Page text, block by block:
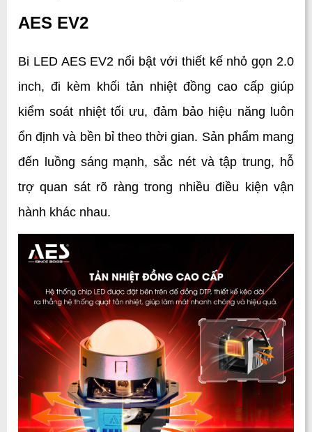
AES EV2
Bi LED AES EV2 nổi bật với thiết kế nhỏ gọn 2.0
inch, đi kèm khối tản nhiệt đồng cao cấp giúp
kiểm soát nhiệt tối ưu, đảm bảo hiệu năng luôn
ổn định và bền bỉ theo thời gian. Sản phẩm mang
đến luồng sáng mạnh, sắc nét và tập trung, hỗ
trợ quan sát rõ ràng trong nhiều điều kiện vận
hành khác nhau.